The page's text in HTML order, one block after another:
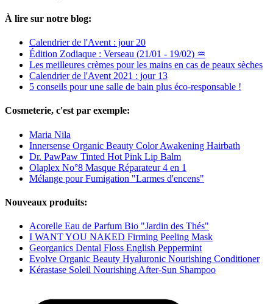
À lire sur notre blog:
Calendrier de l'Avent : jour 20
Édition Zodiaque : Verseau (21/01 - 19/02) ♒
Les meilleures crèmes pour les mains en cas de peaux sèches
Calendrier de l'Avent 2021 : jour 13
5 conseils pour une salle de bain plus éco-responsable !
Cosmeterie, c'est par exemple:
Maria Nila
Innersense Organic Beauty Color Awakening Hairbath
Dr. PawPaw Tinted Hot Pink Lip Balm
Olaplex No°8 Masque Réparateur 4 en 1
Mélange pour Fumigation "Larmes d'encens"
Nouveaux produits:
Acorelle Eau de Parfum Bio "Jardin des Thés"
I WANT YOU NAKED Firming Peeling Mask
Georganics Dental Floss English Peppermint
Evolve Organic Beauty Hyaluronic Nourishing Conditioner
Kérastase Soleil Nourishing After-Sun Shampoo